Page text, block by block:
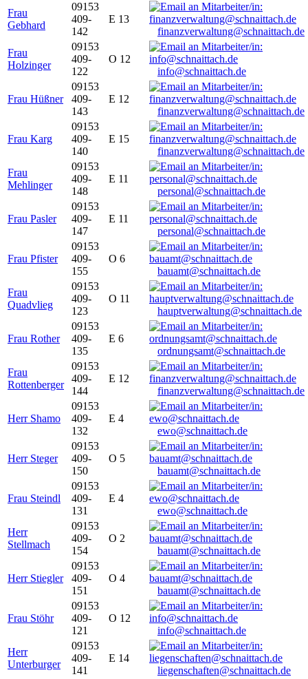
Frau
Gebhard
09153
409-
142
E 13
finanzverwaltung@schnaittach.de
Frau
Holzinger
09153
409-
122
O 12
info@schnaittach.de
Frau Hüßner
09153
409-
143
E 12
finanzverwaltung@schnaittach.de
Frau Karg
09153
409-
140
E 15
finanzverwaltung@schnaittach.de
Frau
Mehlinger
09153
409-
148
E 11
personal@schnaittach.de
Frau Pasler
09153
409-
147
E 11
personal@schnaittach.de
Frau Pfister
09153
409-
155
O 6
bauamt@schnaittach.de
Frau
Quadvlieg
09153
409-
123
O 11
hauptverwaltung@schnaittach.de
Frau Rother
09153
409-
135
E 6
ordnungsamt@schnaittach.de
Frau
Rottenberger
09153
409-
144
E 12
finanzverwaltung@schnaittach.de
Herr Shamo
09153
409-
132
E 4
ewo@schnaittach.de
Herr Steger
09153
409-
150
O 5
bauamt@schnaittach.de
Frau Steindl
09153
409-
131
E 4
ewo@schnaittach.de
Herr
Stellmach
09153
409-
154
O 2
bauamt@schnaittach.de
Herr Stiegler
09153
409-
151
O 4
bauamt@schnaittach.de
Frau Stöhr
09153
409-
121
O 12
info@schnaittach.de
Herr
Unterburger
09153
409-
141
E 14
liegenschaften@schnaittach.de